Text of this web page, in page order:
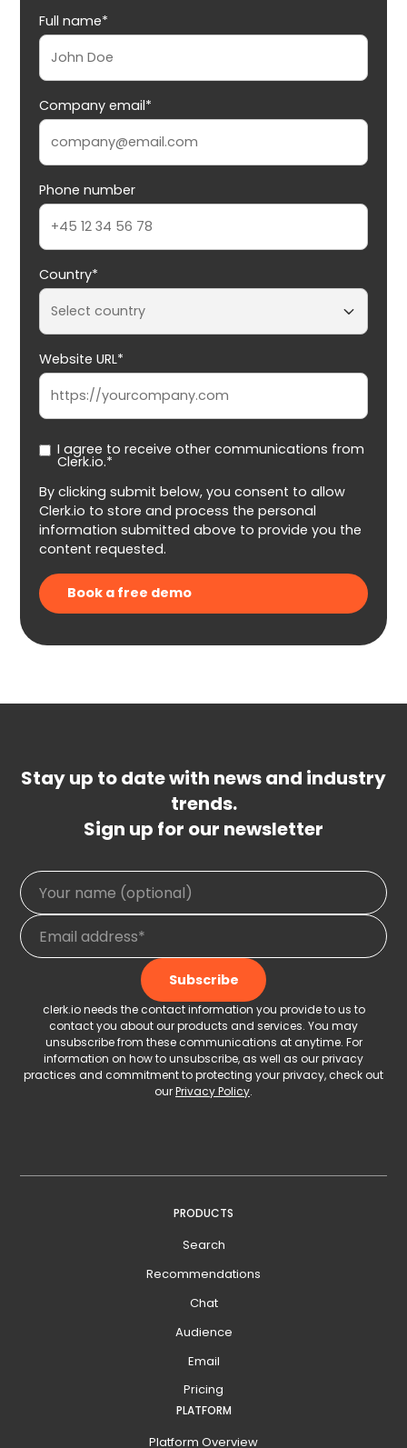
Full name*
Company email*
Phone number
Country*
Website URL*
I agree to receive other communications from
Clerk.io.*
By clicking submit below, you consent to allow
Clerk.io to store and process the personal
information submitted above to provide you the
content requested.
Stay up to date with news and industry
trends.
Sign up for our newsletter
clerk.io needs the contact information you provide to us to
contact you about our products and services. You may
unsubscribe from these communications at anytime. For
information on how to unsubscribe, as well as our privacy
practices and commitment to protecting your privacy, check out
ourPrivacy Policy.
PRODUCTS
Search
Recommendations
Chat
Audience
Email
Pricing
PLATFORM
Platform Overview